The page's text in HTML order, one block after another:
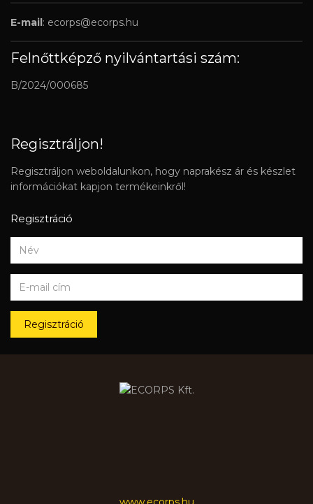
E-mail: ecorps@ecorps.hu
Felnőttképző nyilvántartási szám:
B/2024/000685
Regisztráljon!
Regisztráljon weboldalunkon, hogy naprakész ár és készlet
információkat kapjon termékeinkről!
Regisztráció
Regisztráció